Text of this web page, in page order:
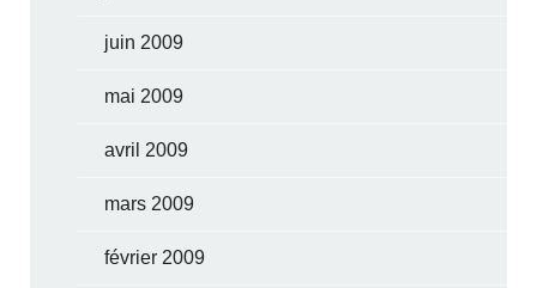
juin 2009
mai 2009
avril 2009
mars 2009
février 2009